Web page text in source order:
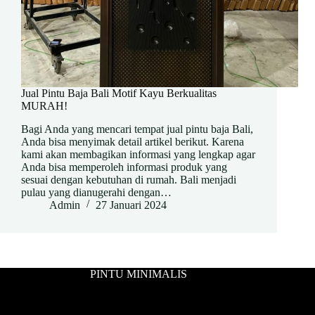
Jual Pintu Baja Bali Motif Kayu Berkualitas
MURAH!
Bagi Anda yang mencari tempat jual pintu baja Bali,
Anda bisa menyimak detail artikel berikut. Karena
kami akan membagikan informasi yang lengkap agar
Anda bisa memperoleh informasi produk yang
sesuai dengan kebutuhan di rumah. Bali menjadi
pulau yang dianugerahi dengan…
Admin
27 Januari 2024
PINTU MINIMALIS